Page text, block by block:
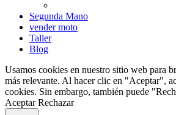
Segunda Mano
vender moto
Taller
Blog
Usamos cookies en nuestro sitio web para
más relevante. Al hacer clic en "Aceptar",
cookies. Sin embargo, también puede
Aceptar Rechazar